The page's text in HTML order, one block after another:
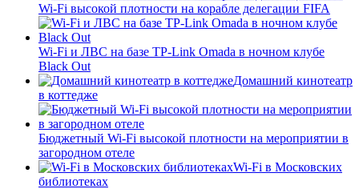
Wi-Fi высокой плотности на корабле делегации FIFA
Wi-Fi и ЛВС на базе TP-Link Omada в ночном клубе
Black Out
Домашний кинотеатр
в коттедже
Бюджетный Wi-Fi высокой плотности на мероприятии в
загородном отеле
Wi-Fi в Московских
библиотеках